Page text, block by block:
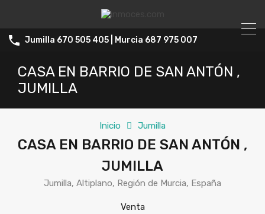
Jumilla 670 505 405 | Murcia 687 975 007
CASA EN BARRIO DE SAN ANTÓN ,
JUMILLA
Inicio Jumilla
CASA EN BARRIO DE SAN ANTÓN ,
JUMILLA
Jumilla, Altiplano, Región de Murcia, España
Venta